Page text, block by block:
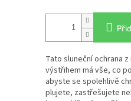
Tato sluneční ochrana
výstřihem má vše, co
abyste se spolehlivě
plujete, zastřešujete